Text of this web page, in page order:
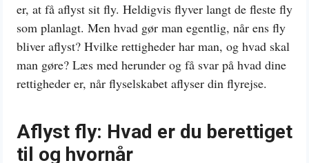
er, at få aflyst sit fly. Heldigvis flyver langt de fleste fly
som planlagt. Men hvad gør man egentlig, når ens fly
bliver aflyst? Hvilke rettigheder har man, og hvad skal
man gøre? Læs med herunder og få svar på hvad dine
rettigheder er, når flyselskabet aflyser din flyrejse.
Aflyst fly: Hvad er du berettiget
til og hvornår